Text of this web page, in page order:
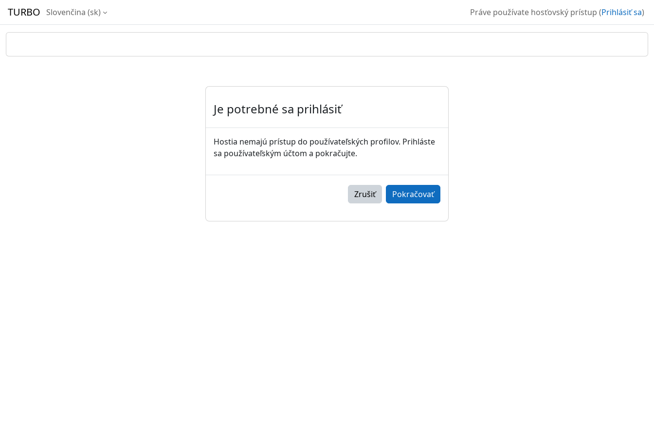
TURBO Slovenčina ‎(sk)‎ Práve používate hosťovský prístup (Prihlásiť sa)
Je potrebné sa prihlásiť
Hostia nemajú prístup do používateľských profilov. Prihláste
sa používateľským účtom a pokračujte.
Zrušiť Pokračovať